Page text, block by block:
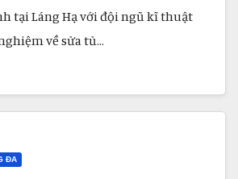
tại Láng Hạ với đội ngũ kĩ thuật
về sửa tủ…
ĐA